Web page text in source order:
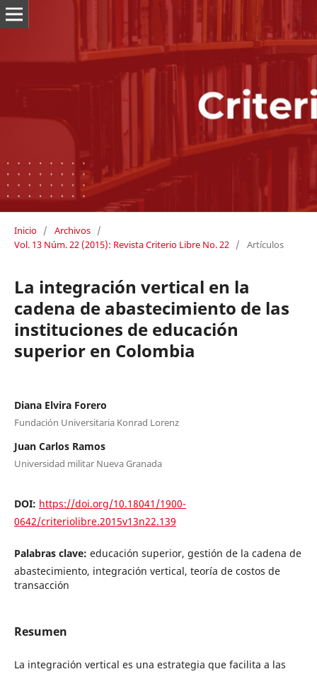
Inicio / Archivos /
Vol. 13 Núm. 22 (2015): Revista Criterio Libre No. 22 / Artículos
La integración vertical en la
cadena de abastecimiento de las
instituciones de educación
superior en Colombia
Diana Elvira Forero
Fundación Universitaria Konrad Lorenz
Juan Carlos Ramos
Universidad militar Nueva Granada
DOI: https://doi.org/10.18041/1900-
0642/criteriolibre.2015v13n22.139
Palabras clave: educación superior, gestión de la cadena de
abastecimiento, integración vertical, teoría de costos de
transacción
Resumen
La integración vertical es una estrategia que facilita a las